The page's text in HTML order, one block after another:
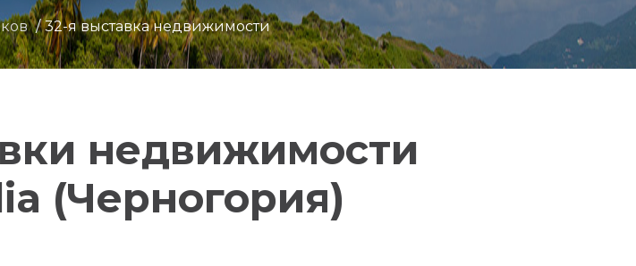
32-я выставка недвижимости
недвижимости
(Черногория)